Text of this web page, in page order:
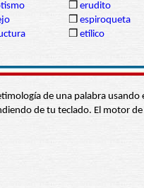
❒ erudito
❒ espiroqueta
❒ etílico
de una palabra
de tu teclado. El motor